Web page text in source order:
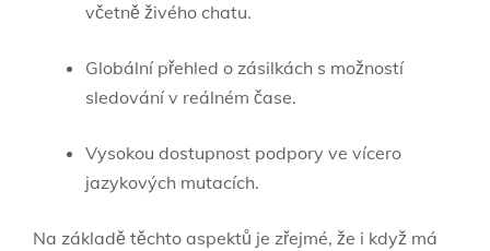
včetně živého chatu.
Globální přehled o zásilkách s možností
sledování v reálném čase.
Vysokou dostupnost podpory ve vícero
jazykových mutacích.
Na základě těchto aspektů je zřejmé, že i když má